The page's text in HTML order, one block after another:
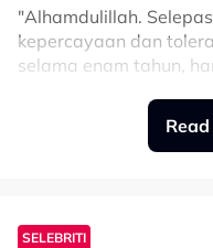
"Alhamdulillah.
kepercayaan dan
selama enam tahun,
"Perjalanan ini
lagi pengajaran dan
dalam membina
SELEBRITI